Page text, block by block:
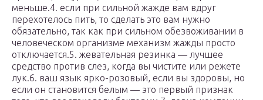
меньше.4. если при сильной жажде вам вдруг
перехотелось пить, то сделать это вам нужно
обязательно, так как при сильном обезвоживании в
человеческом организме механизм жажды просто
отключается.5. жевательная резинка — лучшее
средство против слез, когда вы чистите или режете
лук.6. ваш язык ярко-розовый, если вы здоровы, но
если он становится белым — это первый признак